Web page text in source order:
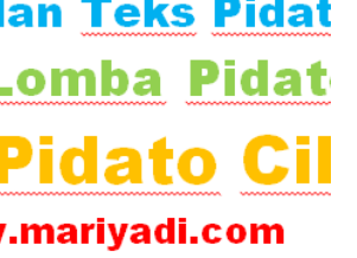
Akhlaq
Islami
Melalui
Suri
Nabi